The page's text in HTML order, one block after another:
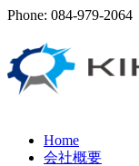
Phone: 084-979-2064
Home
会社概要